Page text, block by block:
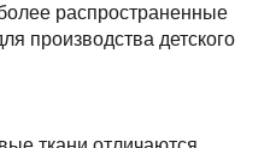
распространенные
производства детского